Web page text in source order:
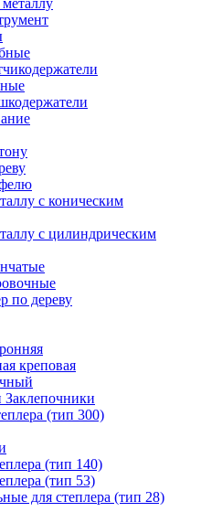
с коническим
с цилиндрическим
по дереву
креповая
Заклепочники
(тип 300)
(тип 140)
(тип 53)
для степлера (тип 28)